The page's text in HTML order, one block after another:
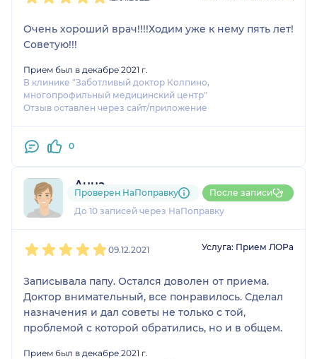
Очень хороший врач!!!!Ходим уже к нему пять лет!
Советую!!!
Прием был в декабре 2021 г.
В клинике "Заботливый доктор Колпино,
многопрофильный медицинский центр"
Отзыв оставлен через сайт/приложение
0
Анна
2 отзыва
До 10 записей через НаПоправку
Проверен НаПоправку После записи
09.12.2021 Услуга: Прием ЛОРа
Записывала папу. Остался доволен от приема.
Доктор внимательный, все понравилось. Сделал
назначения и дал советы не только с той,
проблемой с которой обратились, но и в общем.
Прием был в декабре 2021 г.